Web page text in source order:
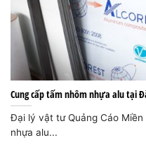
Cung cấp tấm nhôm nhựa alu tại
Đại lý vật tư Quảng Cáo
nhựa alu...